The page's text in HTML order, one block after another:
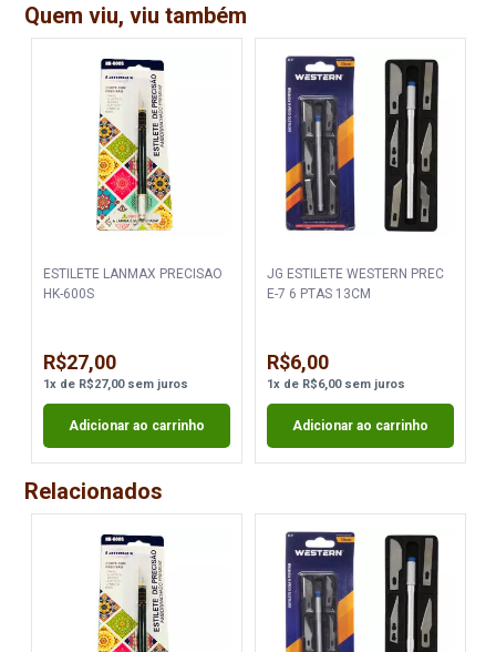
Quem viu, viu também
ESTILETE LANMAX PRECISAO
HK-600S
R$27,00
1xde R$27,00sem juros
Adicionar ao carrinho
JG ESTILETE WESTERN PREC
E-7 6 PTAS 13CM
R$6,00
1xde R$6,00sem juros
Adicionar ao carrinho
Relacionados